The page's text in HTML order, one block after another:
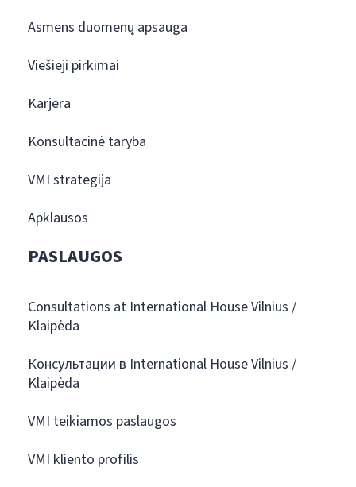
Asmens duomenų apsauga
Viešieji pirkimai
Karjera
Konsultacinė taryba
VMI strategija
Apklausos
PASLAUGOS
Consultations at International House Vilnius /
Klaipėda
Консультации в International House Vilnius /
Klaipėda
VMI teikiamos paslaugos
VMI kliento profilis